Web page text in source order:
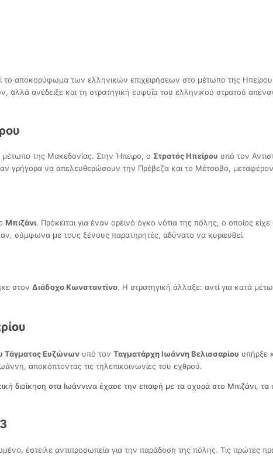
το αποκορύφωμα των ελληνικών επιχειρήσεων στο μέτωπο της
ανέδειξε και τη στρατηγική ευφυΐα του ελληνικού στρατού
της Μακεδονίας. Στην Ήπειρο, ο Στρατός Ηπείρου υπό τον
γρήγορα να απελευθερώσουν την Πρέβεζα και το Μέτσοβο,
Μπιζάνι. Πρόκειται για έναν ορεινό όγκο νότια της πόλης, ο οποίος
σύμφωνα με τους ξένους παρατηρητές, αδύνατο να κυριευθεί.
στον Διάδοχο Κωνσταντίνο. Η στρατηγική άλλαξε: αντί για κατά
Τάγματος Ευζώνων υπό τον Ταγματάρχη Ιωάννη Βελισσαρίου υπήρξε
αποκόπτοντας τις τηλεπικοινωνίες του εχθρού.
διοίκηση στα Ιωάννινα έχασε την επαφή με τα οχυρά στο Μπιζάνι,
έστειλε αντιπροσωπεία για την παράδοση της πόλης. Τις πρώτες